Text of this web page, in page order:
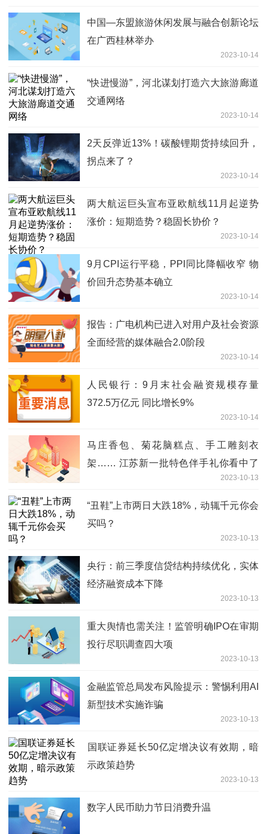
中国—东盟旅游休闲发展与融合创新论坛
在广西桂林举办
2023-10-14
“快进慢游”，河北谋划打造六大旅游廊道
交通网络
2023-10-14
2天反弹近13%！碳酸锂期货持续回升，
拐点来了？
2023-10-14
两大航运巨头宣布亚欧航线11月起逆势
涨价：短期造势？稳固长协价？
2023-10-14
9月CPI运行平稳，PPI同比降幅收窄 物
价回升态势基本确立
2023-10-14
​报告：广电机构已进入对用户及社会资源
全面经营的媒体融合2.0阶段
2023-10-14
人民银行：9月末社会融资规模存量
372.5万亿元 同比增长9%
2023-10-14
马庄香包、菊花脑糕点、手工雕刻衣
架…… 江苏新一批特色伴手礼你看中了
2023-10-13
“丑鞋”上市两日大跌18%，动辄千元你会
买吗？
2023-10-13
央行：前三季度信贷结构持续优化，实体
经济融资成本下降
2023-10-13
重大舆情也需关注！监管明确IPO在审期
投行尽职调查四大项
2023-10-13
金融监管总局发布风险提示：警惕利用AI
新型技术实施诈骗
2023-10-13
​国联证券延长50亿定增决议有效期，暗
示政策趋势
2023-10-13
数字人民币助力节日消费升温